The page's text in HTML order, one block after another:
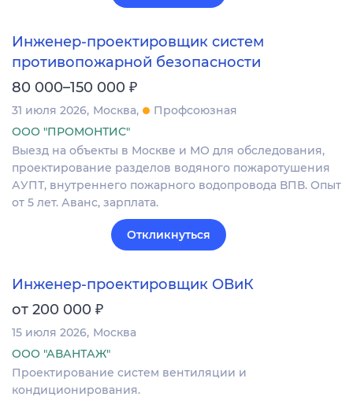
Инженер-проектировщик систем
противопожарной безопасности
80 000–150 000 ₽
31 июля 2026 Москва
Профсоюзная
ООО "ПРОМОНТИС"
Выезд на объекты в Москве и МО для обследования,
проектирование разделов водяного пожаротушения
АУПТ, внутреннего пожарного водопровода ВПВ. Опыт
от 5 лет. Аванс, зарплата.
Откликнуться
Инженер-проектировщик ОВиК
от 200 000 ₽
15 июля 2026 Москва
ООО "АВАНТАЖ"
Проектирование систем вентиляции и
кондиционирования.